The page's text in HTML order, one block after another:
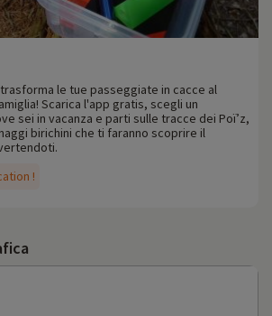
!
le tue passeggiate in cacce al
Scarica l'app gratis, scegli un
sei in vacanza e parti sulle tracce dei Poï’z,
birichini che ti faranno scoprire il